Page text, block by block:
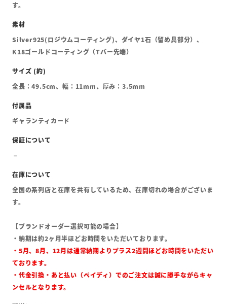
す。
Silver925(ロジウムコーティング)、ダイヤ1石（留め具部分）、
K18ゴールドコーティング（Tバー先端）
全長：49.5cm、幅：11mm、厚み：3.5mm
ギャランティカード
全国の系列店と在庫を共有しているため、在庫切れの場合がございま
す。
【ブランドオーダー選択可能の場合】
・納期は約2ヶ月半ほどお時間をいただいております。
・5月、8月、12月は通常納期よりプラス2週間ほどお時間をいただい
ております。
・代金引換・あと払い（ペイディ）でのご注文は誠に勝手ながらキャ
ンセルとなります。